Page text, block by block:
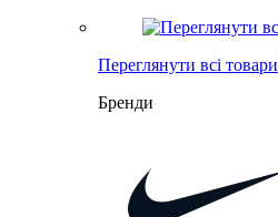
Переглянути всі товари
Бренди